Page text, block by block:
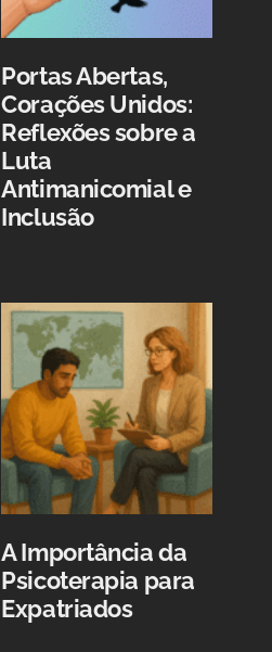
Portas Abertas,
Corações Unidos:
Reflexões sobre a
Luta
Antimanicomial e
Inclusão
A Importância da
Psicoterapia para
Expatriados